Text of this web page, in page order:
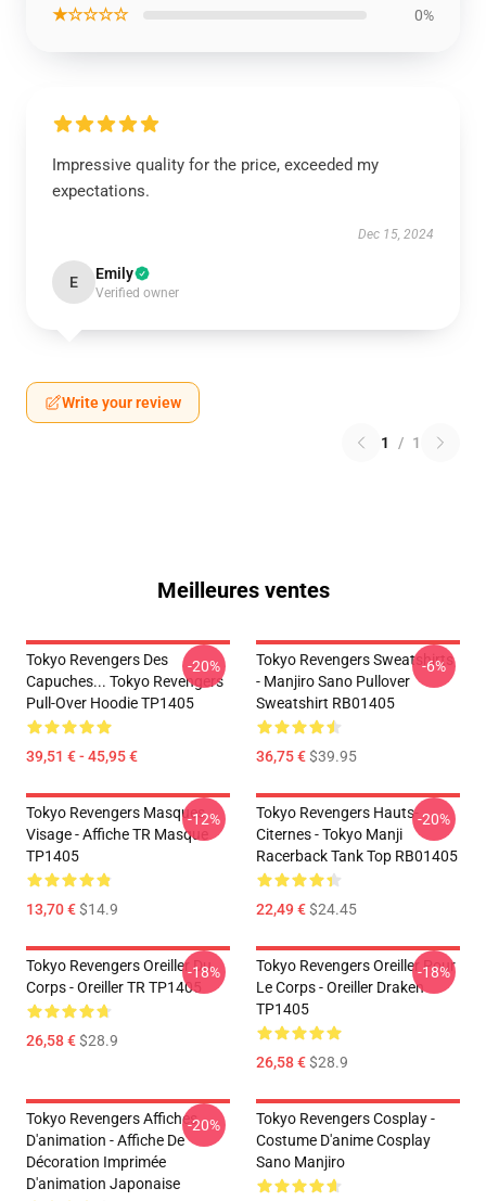
★☆☆☆☆ 0%
Impressive quality for the price, exceeded my
expectations.
Dec 15, 2024
E Emily
Verified owner
Write your review
1 / 1
Meilleures ventes
Tokyo Revengers Des
Capuches... Tokyo Revengers
Pull-Over Hoodie TP1405
39,51 € - 45,95 €
-20%
Tokyo Revengers Sweatshirts
- Manjiro Sano Pullover
Sweatshirt RB01405
36,75 €$39.95
-6%
Tokyo Revengers Masques
Visage - Affiche TR Masque
TP1405
13,70 €$14.9
-12%
Tokyo Revengers Hauts-
Citernes - Tokyo Manji
Racerback Tank Top RB01405
22,49 €$24.45
-20%
Tokyo Revengers Oreiller Du
Corps - Oreiller TR TP1405
26,58 €$28.9
-18%
Tokyo Revengers Oreiller Pour
Le Corps - Oreiller Draken
TP1405
26,58 €$28.9
-18%
Tokyo Revengers Affiches
D'animation - Affiche De
Décoration Imprimée
D'animation Japonaise
-20%
Tokyo Revengers Cosplay -
Costume D'anime Cosplay
Sano Manjiro